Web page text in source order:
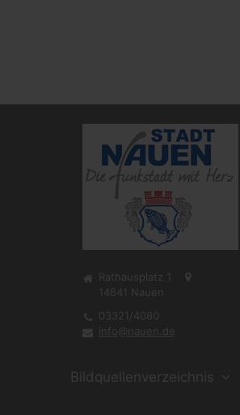
Rathausplatz 1
14641
Nauen
03321/4080
info@nauen.de
Bildquellenverzeichnis